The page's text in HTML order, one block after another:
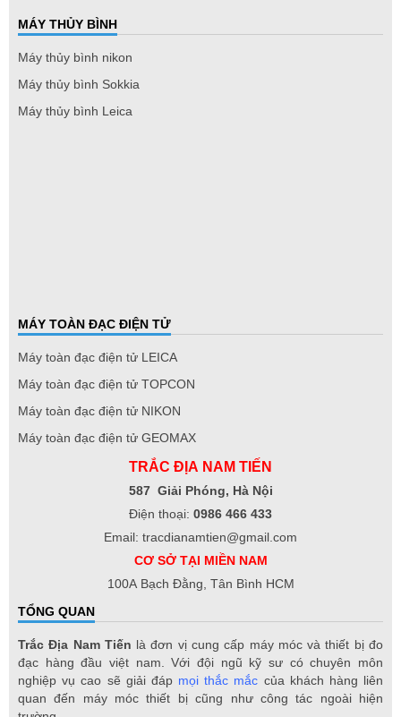
MÁY THỦY BÌNH
Máy thủy bình nikon
Máy thủy bình Sokkia
Máy thủy bình Leica
MÁY TOÀN ĐẠC ĐIỆN TỬ
Máy toàn đạc điện tử LEICA
Máy toàn đạc điện tử TOPCON
Máy toàn đạc điện tử NIKON
Máy toàn đạc điện tử GEOMAX
TRẮC ĐỊA NAM TIẾN
587 Giải Phóng, Hà Nội
Điện thoại: 0986 466 433
Email: tracdianamtien@gmail.com
CƠ SỞ TẠI MIỀN NAM
100A Bạch Đằng, Tân Bình HCM
TỔNG QUAN
Trắc Địa Nam Tiến là đơn vị cung cấp máy móc và thiết bị đo
đạc hàng đầu việt nam. Với đội ngũ kỹ sư có chuyên môn
nghiệp vụ cao sẽ giải đápmọi thắc mắc của khách hàng liên
quan đến máy móc thiết bị cũng như công tác ngoài hiện